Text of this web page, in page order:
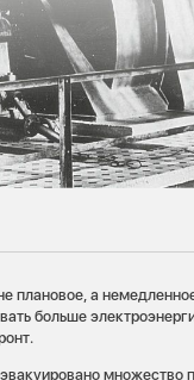
плановое, а
больше
множество